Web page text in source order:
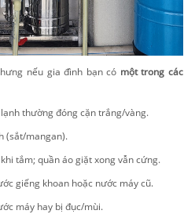
nếu gia đình bạn có một trong các
thường đóng cặn trắng/vàng.
(sắt/mangan).
tắm; quần áo giặt xong vẫn cứng.
giếng khoan hoặc nước máy cũ.
máy hay bị đục/mùi.